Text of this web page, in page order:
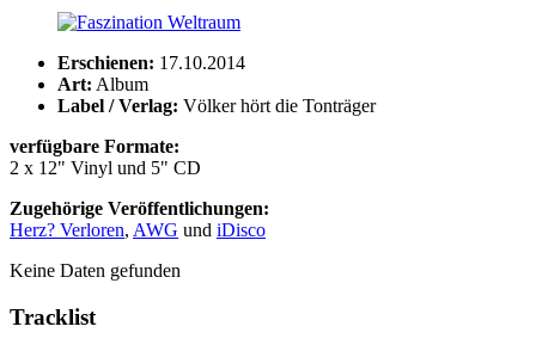
Erschienen: 17.10.2014
Art: Album
Label / Verlag: Völker hört die Tonträger
verfügbare Formate:
2 x 12" Vinyl und 5" CD
Zugehörige Veröffentlichungen:
Herz? Verloren, AWG und iDisco
Keine Daten gefunden
Tracklist